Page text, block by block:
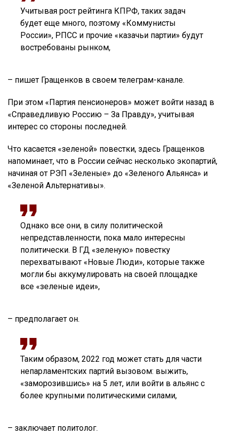
Учитывая рост рейтинга КПРФ, таких задач
будет еще много, поэтому «Коммунисты
России», РПСС и прочие «казачьи партии» будут
востребованы рынком,
– пишет Гращенков в своем телеграм-канале.
При этом «Партия пенсионеров» может войти назад в
«Справедливую Россию – За Правду», учитывая
интерес со стороны последней.
Что касается «зеленой» повестки, здесь Гращенков
напоминает, что в России сейчас несколько экопартий,
начиная от РЭП «Зеленые» до «Зеленого Альянса» и
«Зеленой Альтернативы».
Однако все они, в силу политической
непредставленности, пока мало интересны
политически. В ГД «зеленую» повестку
перехватывают «Новые Люди», которые также
могли бы аккумулировать на своей площадке
все «зеленые идеи»,
– предполагает он.
Таким образом, 2022 год может стать для части
непарламентских партий вызовом: выжить,
«заморозившись» на 5 лет, или войти в альянс с
более крупными политическими силами,
– заключает политолог.